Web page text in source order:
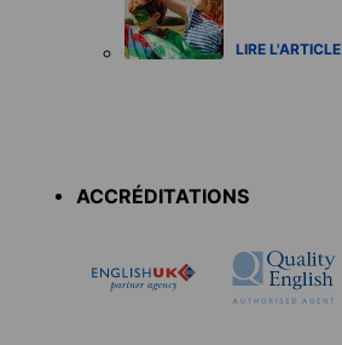
LIRE L'ARTICLE
ACCRÉDITATIONS